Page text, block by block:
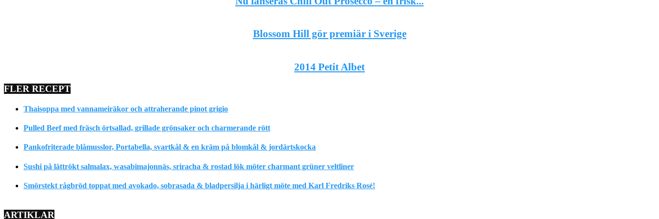
Blossom Hill gör premiär i Sverige
2014 Petit Albet
FLER RECEPT
Thaisoppa med vannameiräkor och attraherande pinot grigio
Pulled Beef med fräsch örtsallad, grillade grönsaker och charmerande rött
Pankofriterade blåmusslor, Portabella, svartkål & en kräm på blomkål & jordärtskocka
Sushi på lättrökt salmalax, wasabimajonnäs, sriracha & rostad lök möter charmant grüner veltliner
Smörstekt rågbröd toppat med avokado, sobrasada & bladpersilja i härligt möte med Karl Fredriks Rosé!
ARTIKLAR